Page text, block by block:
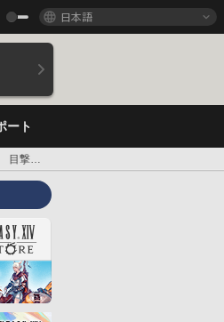
日本語
ート
目撃者の証言